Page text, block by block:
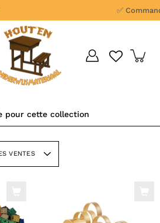
✅
pour cette collection
VENTES